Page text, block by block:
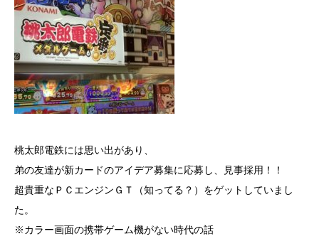
桃太郎電鉄には思い出があり、
弟の友達が新カードのアイデア募集に応募し、見事採用！！
超貴重なＰＣエンジンＧＴ（知ってる？）をゲットしていまし
た。
※カラー画面の携帯ゲーム機がない時代の話